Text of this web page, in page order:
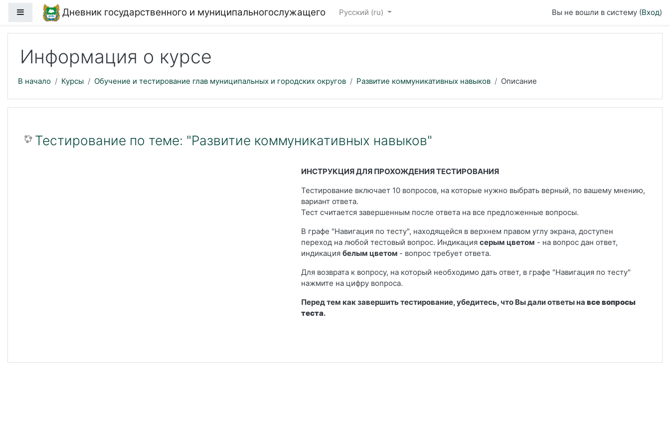
Перейти к основному содержанию
Боковая панельДневник государственного и муниципальногослужащего Русский ‎(ru)‎ Вы не вошли в систему (Вход)
Информация о курсе
В начало Курсы Обучение и тестирование глав муниципальных и городских округов Развитие коммуникативных навыков Описание
Тестирование по теме: "Развитие коммуникативных навыков"
ИНСТРУКЦИЯ ДЛЯ ПРОХОЖДЕНИЯ ТЕСТИРОВАНИЯ
Тестирование включает 10 вопросов, на которые нужно выбрать верный, по вашему мнению,
вариант ответа.
Тест считается завершенным после ответа на все предложенные вопросы.
В графе "Навигация по тесту", находящейся в верхнем правом углу экрана, доступен
переход на любой тестовый вопрос. Индикациясерым цветом - на вопрос дан ответ,
индикациябелым цветом - вопрос требует ответа.
Для возврата к вопросу, на который необходимо дать ответ, в графе "Навигация по тесту"
нажмите на цифру вопроса.
Перед тем как завершить тестирование, убедитесь, что Вы дали ответы навсе вопросы
теста.